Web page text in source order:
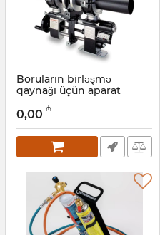
Boruların birləşmə
qaynağı üçün aparat
110, 55844
Artikul: 044001055
0,00 ₼